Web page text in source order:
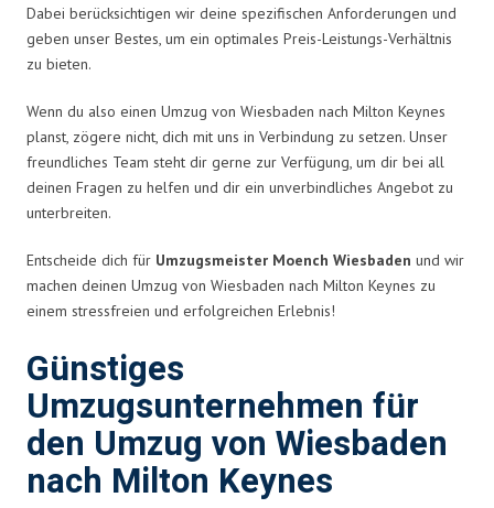
Dabei berücksichtigen wir deine spezifischen Anforderungen und
geben unser Bestes, um ein optimales Preis-Leistungs-Verhältnis
zu bieten.
Wenn du also einen Umzug von Wiesbaden nach Milton Keynes
planst, zögere nicht, dich mit uns in Verbindung zu setzen. Unser
freundliches Team steht dir gerne zur Verfügung, um dir bei all
deinen Fragen zu helfen und dir ein unverbindliches Angebot zu
unterbreiten.
Entscheide dich für Umzugsmeister Moench Wiesbaden und wir
machen deinen Umzug von Wiesbaden nach Milton Keynes zu
einem stressfreien und erfolgreichen Erlebnis!
Günstiges
Umzugsunternehmen für
den Umzug von Wiesbaden
nach Milton Keynes